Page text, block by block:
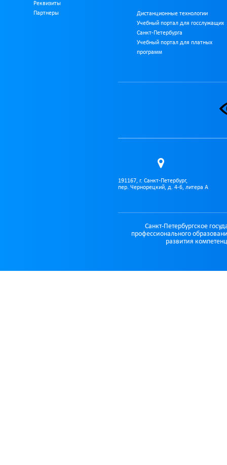
Реквизиты
Партнеры
Дистанционные технологии
Учебный портал для госслужащих
Санкт-Петербурга
Учебный портал для платных
программ
191167, г. Санкт-Петербург,
пер. Чернорецкий, д. 4-6, литера А
Санкт-Петербургское
профессионального
развития